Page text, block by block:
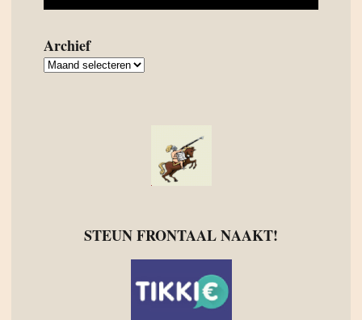
Archief
Archief
STEUN FRONTAAL NAAKT!